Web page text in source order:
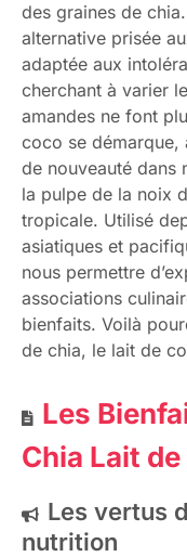
des graines de
alternative prisée
adaptée aux
cherchant à varier
amandes ne font
coco se démarque,
de nouveauté dans
la pulpe de la noix
tropicale. Utilisé
asiatiques et
nous permettre
associations
bienfaits. Voilà
de chia, le lait de
Les
Chia Lait
Les vertus
nutrition